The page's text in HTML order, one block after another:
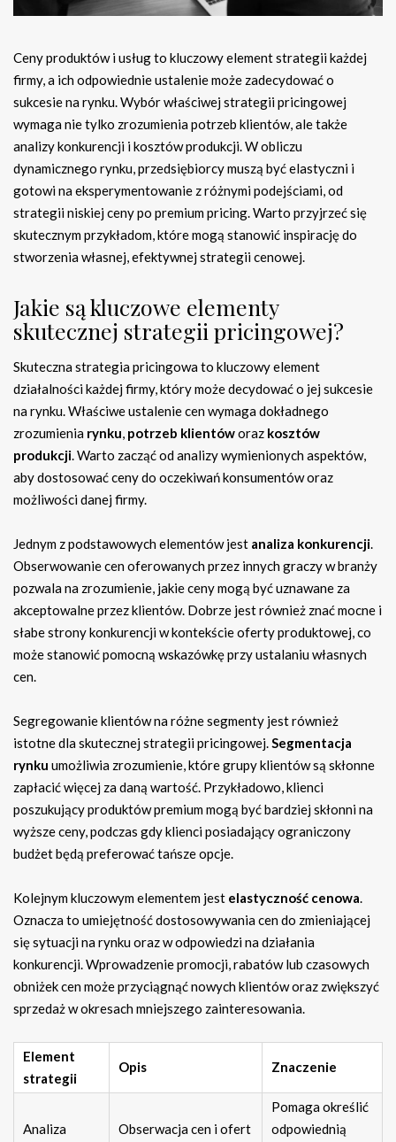
Ceny produktów i usług to kluczowy element strategii każdej
firmy, a ich odpowiednie ustalenie może zadecydować o
sukcesie na rynku. Wybór właściwej strategii pricingowej
wymaga nie tylko zrozumienia potrzeb klientów, ale także
analizy konkurencji i kosztów produkcji. W obliczu
dynamicznego rynku, przedsiębiorcy muszą być elastyczni i
gotowi na eksperymentowanie z różnymi podejściami, od
strategii niskiej ceny po premium pricing. Warto przyjrzeć się
skutecznym przykładom, które mogą stanowić inspirację do
stworzenia własnej, efektywnej strategii cenowej.
Jakie są kluczowe elementy
skutecznej strategii pricingowej?
Skuteczna strategia pricingowa to kluczowy element
działalności każdej firmy, który może decydować o jej sukcesie
na rynku. Właściwe ustalenie cen wymaga dokładnego
zrozumienia rynku, potrzeb klientóworaz kosztów
produkcji. Warto zacząć od analizy wymienionych aspektów,
aby dostosować ceny do oczekiwań konsumentów oraz
możliwości danej firmy.
Jednym z podstawowych elementów jest analiza konkurencji.
Obserwowanie cen oferowanych przez innych graczy w branży
pozwala na zrozumienie, jakie ceny mogą być uznawane za
akceptowalne przez klientów. Dobrze jest również znać mocne i
słabe strony konkurencji w kontekście oferty produktowej, co
może stanowić pomocną wskazówkę przy ustalaniu własnych
cen.
Segregowanie klientów na różne segmenty jest również
istotne dla skutecznej strategii pricingowej.Segmentacja
rynku umożliwia zrozumienie, które grupy klientów są skłonne
zapłacić więcej za daną wartość. Przykładowo, klienci
poszukujący produktów premium mogą być bardziej skłonni na
wyższe ceny, podczas gdy klienci posiadający ograniczony
budżet będą preferować tańsze opcje.
Kolejnym kluczowym elementem jest elastyczność cenowa.
Oznacza to umiejętność dostosowywania cen do zmieniającej
się sytuacji na rynku oraz w odpowiedzi na działania
konkurencji. Wprowadzenie promocji, rabatów lub czasowych
obniżek cen może przyciągnąć nowych klientów oraz zwiększyć
sprzedaż w okresach mniejszego zainteresowania.
Element
strategii
Opis Znaczenie
Analiza
Obserwacja cen i ofert
Pomaga określić
odpowiednią